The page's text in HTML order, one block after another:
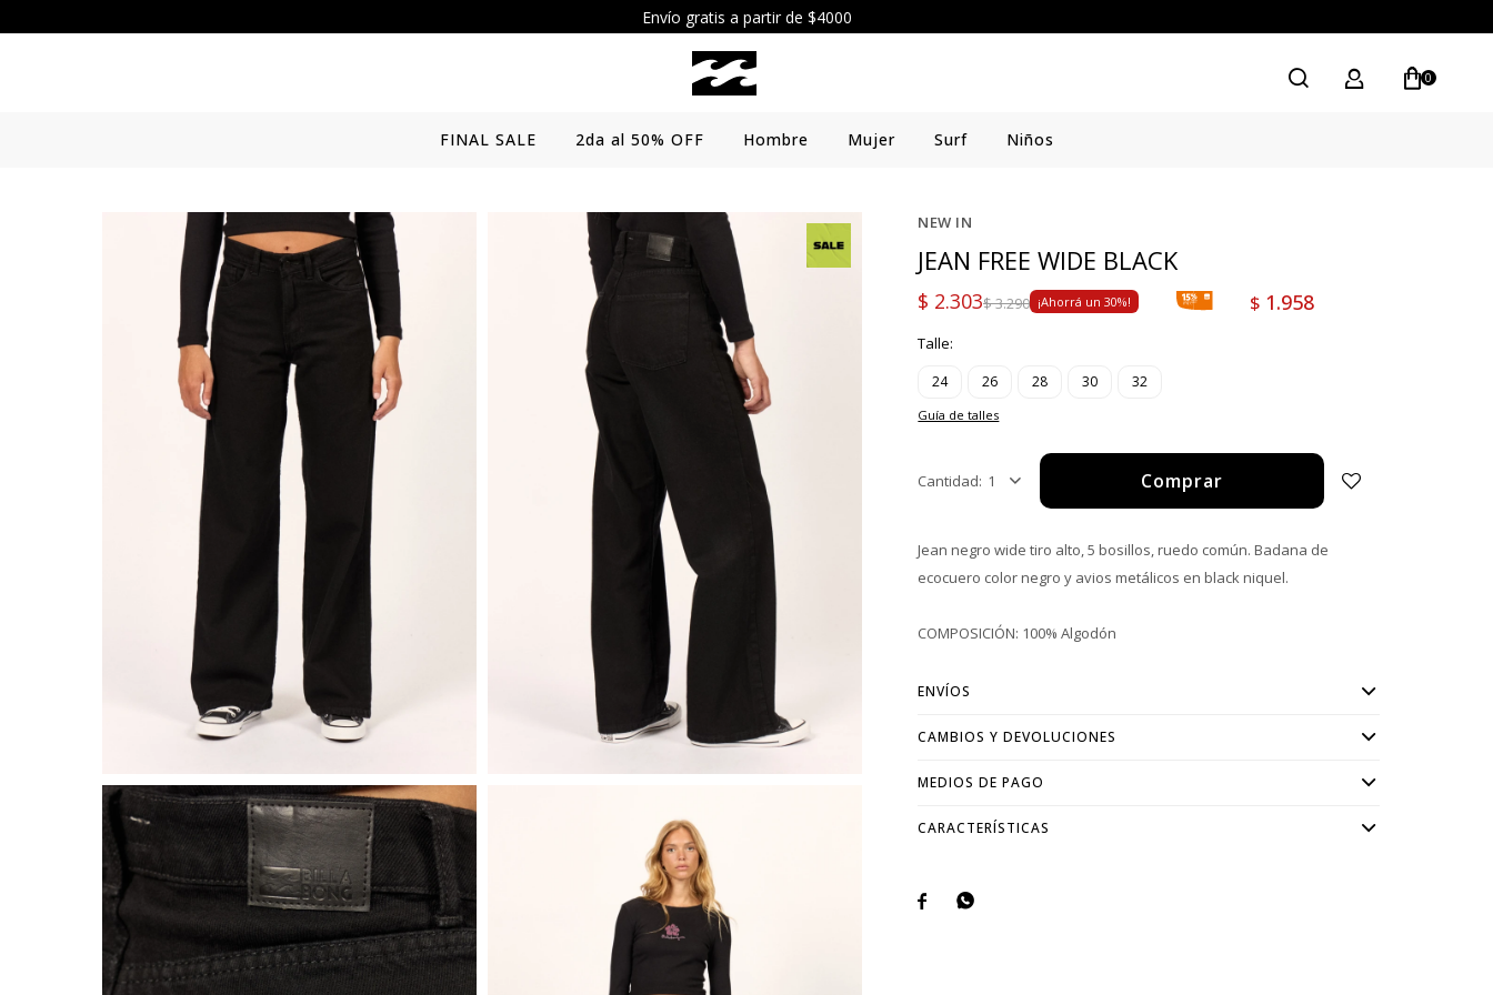
Envío gratis a partir de $4000
FINAL SALE 2da al 50% OFF Hombre Mujer Surf Niños
0
NEW IN
JEAN FREE WIDE BLACK
$ 2.303$3.290 30 $ 1.958
Talle:
24 26 28 30 32
Guía de talles
1 Comprar
Jean negro wide tiro alto, 5 bosillos, ruedo común. Badana de
ecocuero color negro y avios metálicos en black niquel.
COMPOSICIÓN: 100% Algodón
ENVÍOS
CAMBIOS Y DEVOLUCIONES
MEDIOS DE PAGO
CARACTERÍSTICAS
 